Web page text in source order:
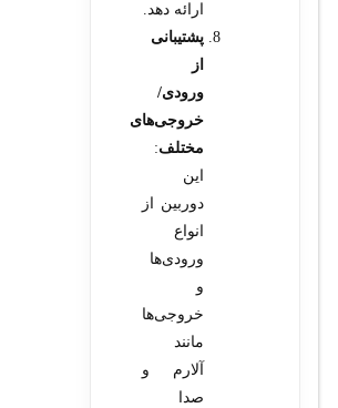
ارائه دهد.
پشتیبانی
از
ورودی/
خروجی‌های
مختلف:
این
دوربین از
انواع
ورودی‌ها
و
خروجی‌ها
مانند
آلارم و
صدا